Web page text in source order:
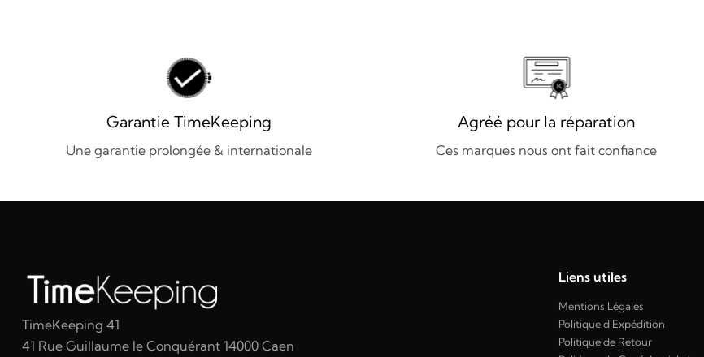
Garantie TimeKeeping
Une garantie prolongée & internationale
Agréé pour la réparation
Ces marques nous ont fait confiance
TimeKeeping 41
41 Rue Guillaume le Conquérant 14000 Caen
Liens utiles
Mentions Légales
Politique d'Expédition
Politique de Retour